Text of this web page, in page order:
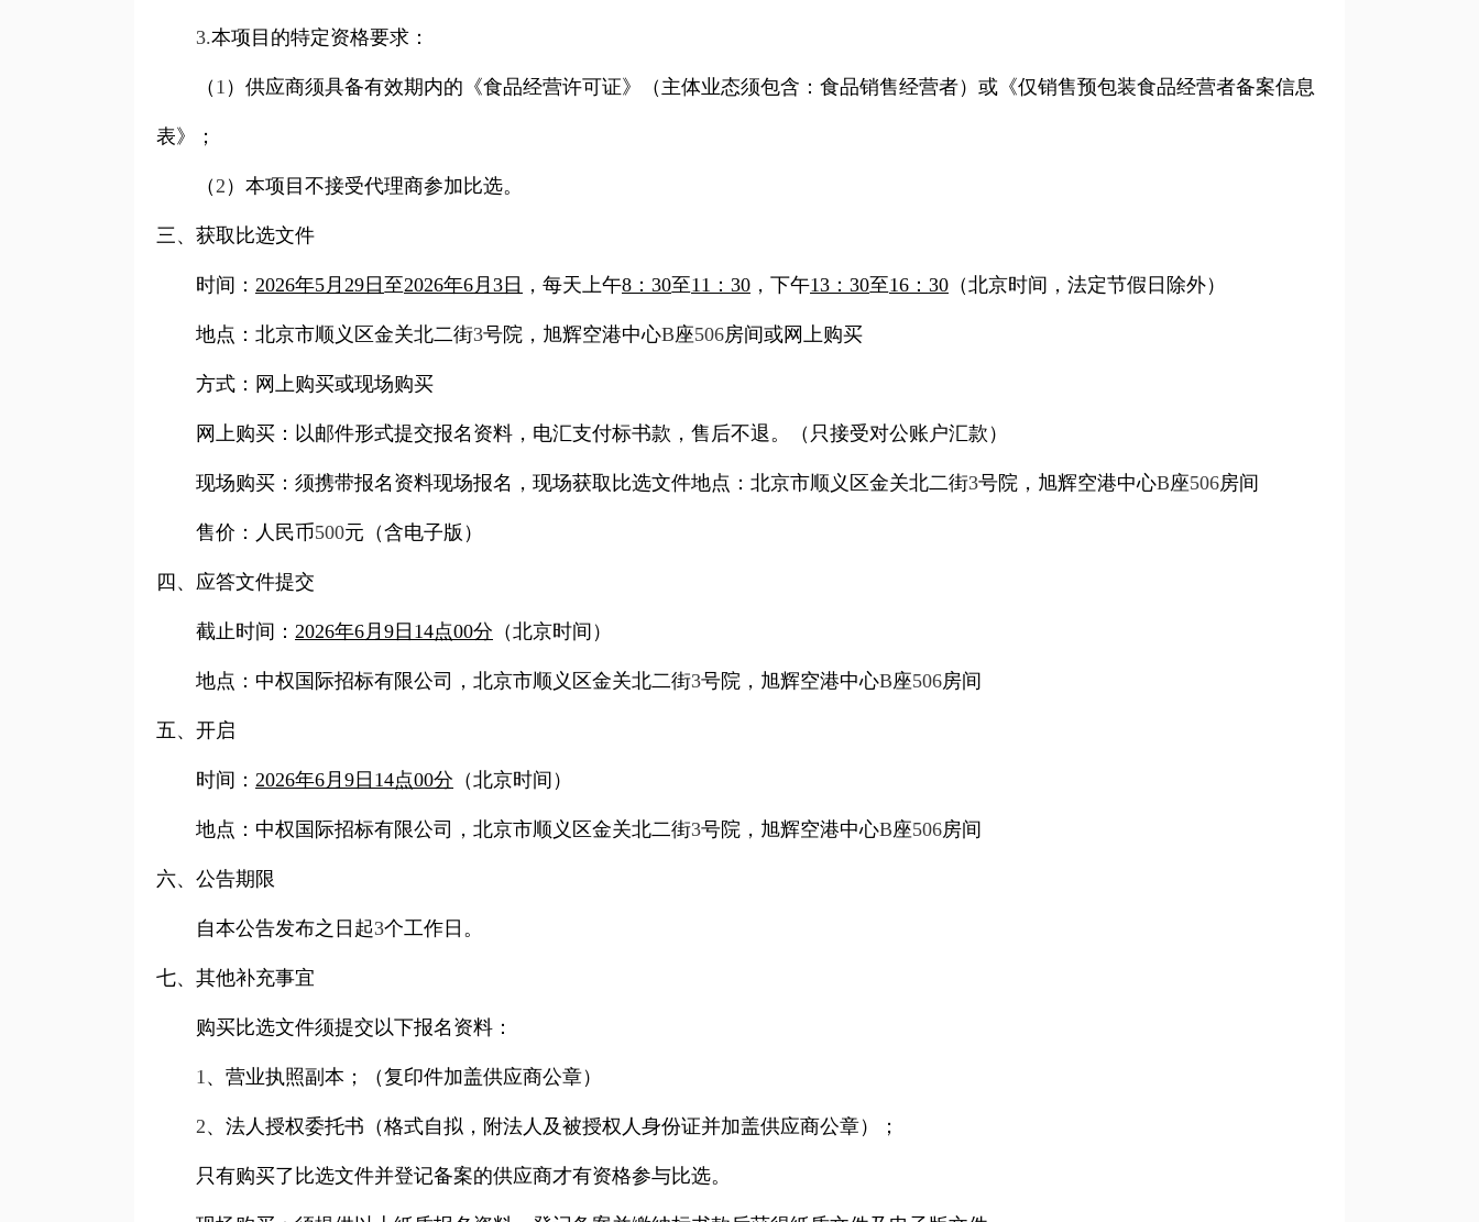
3.本项目的特定资格要求：
（ 1 ）供应商须具备有效期内的《食品经营许可证》（主体业态须包含：食品销售经营者）或《仅销售预包装食品经营者备案信息
表》；
（2 ）本项目不接受代理商参加比选。
三、获取比选文件
时间： 2026年5月 29 日 至2026年6月 3 日 ，每天上午8 ： 30至11 ： 30 ，下午13 ： 30至16 ： 30 （北京时间，法定节假日除外）
地点： 北京市顺义区金关北二街3号院，旭辉空港中心B座506房间或网上购买
方式：网上购买或现场购买
网上购买：以邮件形式提交报名资料，电汇支付标书款，售后不退。（只接受对公账户汇款）
现场购买：须携带报名资料现场报名，现场获取比选文件地点： 北京市顺义区金关北二街3号院，旭辉空港中心B座506房间
售价：人民币500元（含电子版）
四、应答文件提交
截止时间： 2026年6月 9 日 14点00分 （北京时间）
地点：中权国际招标有限公司，北京市顺义区金关北二街3号院，旭辉空港中心B座506房间
五、开启
时间： 2026年6月 9 日 14点00分 （北京时间）
地点：中权国际招标有限公司，北京市顺义区金关北二街3号院，旭辉空港中心B座506房间
六、公告期限
自本公告发布之日起3个工作日。
七、其他补充事宜
购买比选文件须提交以下报名资料：
1、营业执照副本；（复印件加盖供应商公章）
2、法人授权委托书（格式自拟，附法人及被授权人身份证并加盖供应商公章）；
只有购买了比选文件并登记备案的供应商才有资格参与比选。